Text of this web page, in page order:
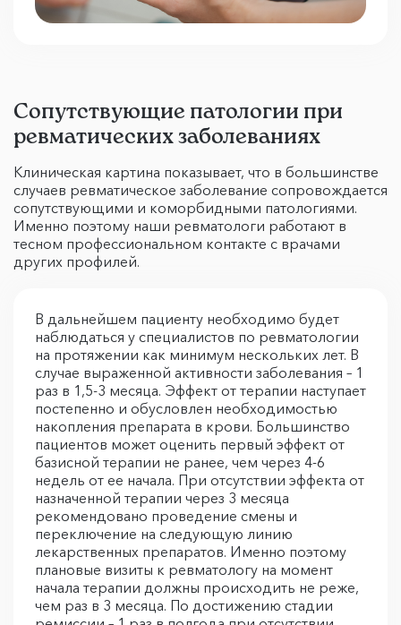
Сопутствующие патологии при
ревматических заболеваниях
Клиническая картина показывает, что в большинстве
случаев ревматическое заболевание сопровождается
сопутствующими и коморбидными патологиями.
Именно поэтому наши ревматологи работают в
тесном профессиональном контакте с врачами
других профилей.
В дальнейшем пациенту необходимо будет
наблюдаться у специалистов по ревматологии
на протяжении как минимум нескольких лет. В
случае выраженной активности заболевания – 1
раз в 1,5-3 месяца. Эффект от терапии наступает
постепенно и обусловлен необходимостью
накопления препарата в крови. Большинство
пациентов может оценить первый эффект от
базисной терапии не ранее, чем через 4-6
недель от ее начала. При отсутствии эффекта от
назначенной терапии через 3 месяца
рекомендовано проведение смены и
переключение на следующую линию
лекарственных препаратов. Именно поэтому
плановые визиты к ревматологу на момент
начала терапии должны происходить не реже,
чем раз в 3 месяца. По достижению стадии